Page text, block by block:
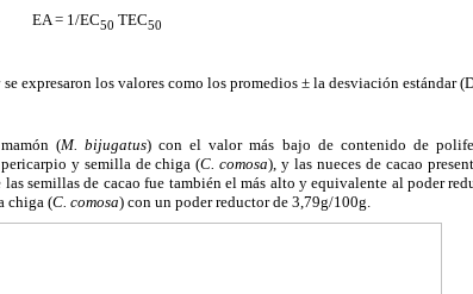
EA = 1/EC50 TEC50
expresaron los valores como los promedios ± la desviación estándar
(M. bijugatus) con el valor más bajo de contenido de
y semilla de chiga (C. comosa), y las nueces de cacao
semillas de cacao fue también el más alto y equivalente al poder
chiga (C. comosa) con un poder reductor de 3,79g/100g.